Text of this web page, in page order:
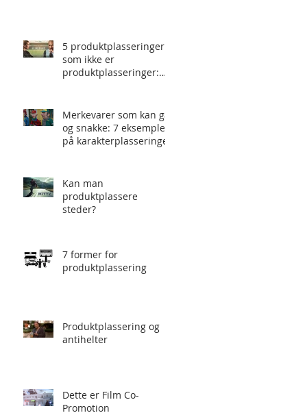
5 produktplasseringer
som ikke er
produktplasseringer:
Merkevarer som kan gå
og snakke: 7 eksempler
på karakterplasseringer
Kan man
produktplassere
steder?
7 former for
produktplassering
Produktplassering og
antihelter
Dette er Film Co-
Promotion